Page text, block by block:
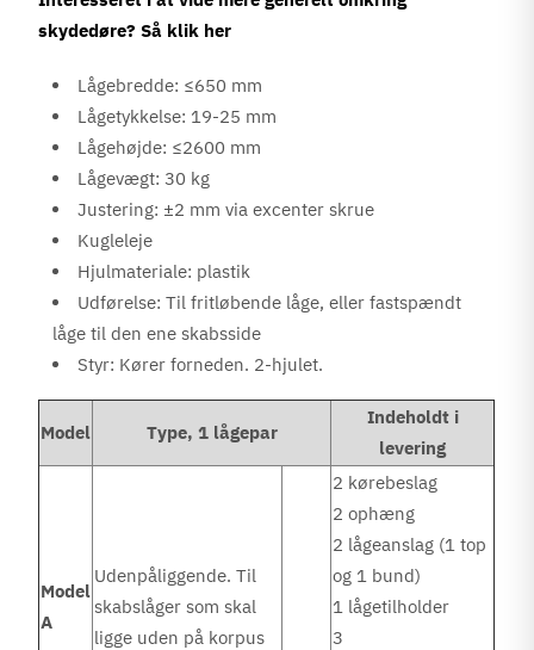
skydedøre? Så klik her
Lågebredde: ≤650 mm
Lågetykkelse: 19-25 mm
Lågehøjde: ≤2600 mm
Lågevægt: 30 kg
Justering: ±2 mm via excenter skrue
Kugleleje
Hjulmateriale: plastik
Udførelse: Til fritløbende låge, eller fastspændt
låge til den ene skabsside
Styr: Kører forneden. 2-hjulet.
Model Type, 1 lågepar
Indeholdt i
levering
Model
A
Udenpåliggende. Til
skabslåger som skal
ligge uden på korpus
2 kørebeslag
2 ophæng
2 lågeanslag (1 top
og 1 bund)
1 lågetilholder
3